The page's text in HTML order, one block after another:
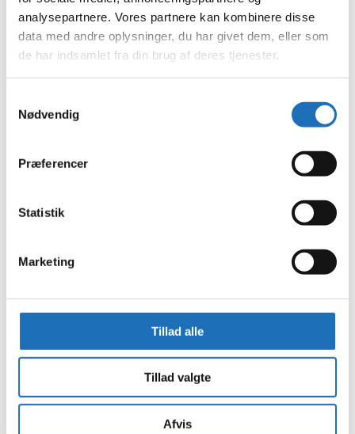
analysepartnere. Vores partnere kan kombinere disse
data med andre oplysninger, du har givet dem, eller som
de har indsamlet fra din brug af deres tjenester.
Nødvendig
Præferencer
Statistik
Marketing
Tillad alle
Tillad valgte
Afvis
juni 2024
maj 2024
april 2024
marts 2024
november 2023
august 2023
juli 2023
april 2023
december 2022
november 2022
september 2022
august 2022
maj 2022
februar 2022